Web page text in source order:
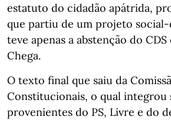
estatuto do cidadão apátrida,
que partiu de um projeto
teve apenas a abstenção do
Chega.
O texto final que saiu da
Constitucionais, o qual integrou
provenientes do PS, Livre e do